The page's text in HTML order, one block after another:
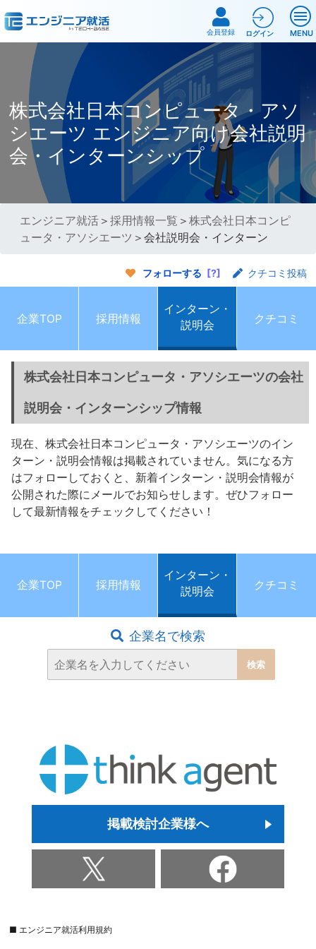
MENU
会員登録 ログイン
株式会社日本コンピュータ・アソ
シエーツ エンジニア向け会社説明
会・インターンシップ
エンジニア就活 ＞採用情報一覧 ＞株式会社日本コンピ
ュータ・アソシエーツ ＞会社説明会・インターン
フォローする [?] クチコミ投稿
企業TOP 採用情報
インターン・
説明会
クチコミ
株式会社日本コンピュータ・アソシエーツの会社
説明会・インターンシップ情報
現在、株式会社日本コンピュータ・アソシエーツのイン
ターン・説明会情報は掲載されていません。気になる方
はフォローしておくと、新着インターン・説明会情報が
公開された際にメールでお知らせします。ぜひフォロー
して最新情報をチェックしてください！
企業TOP 採用情報
インターン・
説明会
クチコミ
企業名で検索
掲載検討企業様へ
■ エンジニア就活利用規約